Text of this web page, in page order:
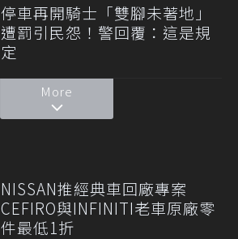
停車再開騎士「雙腳未著地」
遭罰引民怨！警回覆：這是規
定
More
NISSAN推經典車回廠專案
CEFIRO與INFINITI老車原廠零
件最低1折